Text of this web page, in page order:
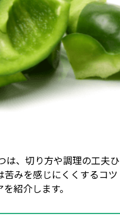
は、切り方や調理の工夫ひ
苦みを感じにくくするコツ
紹介します。